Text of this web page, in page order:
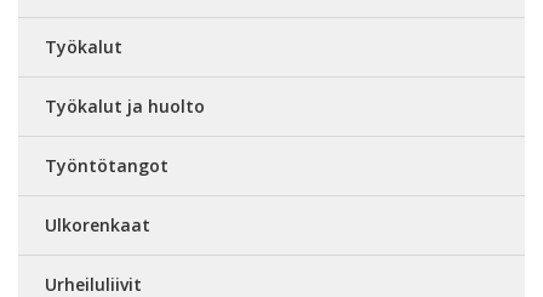
Työkalut
Työkalut ja huolto
Työntötangot
Ulkorenkaat
Urheiluliivit